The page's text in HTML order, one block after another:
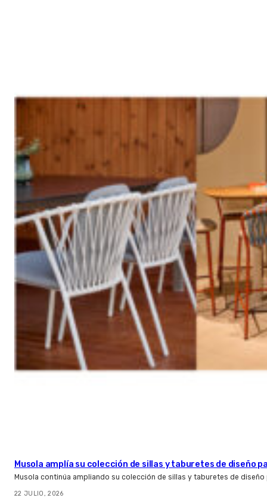
Musola amplía su colección de sillas y taburetes de diseño
Musola continúa ampliando su colección de sillas y taburetes de
22 JULIO, 2026